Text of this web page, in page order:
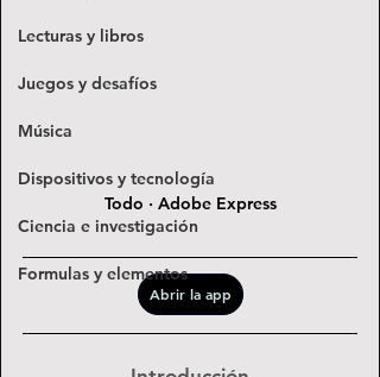
Lecturas y libros
Juegos y desafíos
Música
Dispositivos y tecnología
Ciencia e investigación
Formulas y elementos
Todo · Adobe Express
Abrir la app